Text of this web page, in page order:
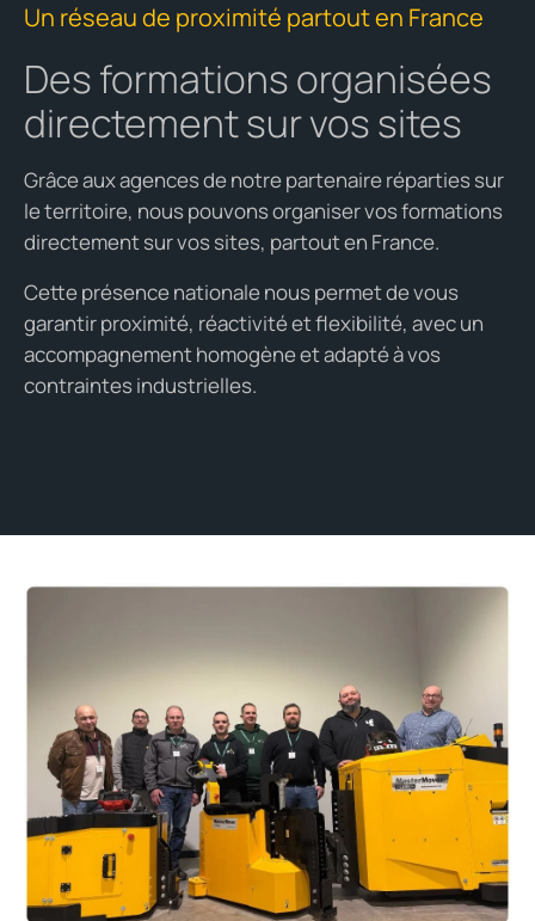
Un réseau de proximité partout en France
Des formations organisées
directement sur vos sites
Grâce aux agences de notre partenaire réparties sur
le territoire, nous pouvons organiser vos formations
directement sur vos sites, partout en France.
Cette présence nationale nous permet de vous
garantir proximité, réactivité et flexibilité, avec un
accompagnement homogène et adapté à vos
contraintes industrielles.